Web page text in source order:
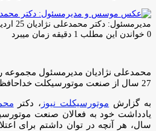
مدیرمسئول: دکتر محمدعلی نژادیان ارسال
ایمیل
25 اردیبهشت 1405 11:54
0 خواندن این مطلب 1 دقیقه زمان میبرد
محمدعلی نژادیان مدیرمسئول مجموعه
27 سال از صنعت موتورسیکلت خداحافظی کرد.
به گزارش موتورسیکلت نیوز ، دکتر
سال، هر آنچه در توان داشتم برای